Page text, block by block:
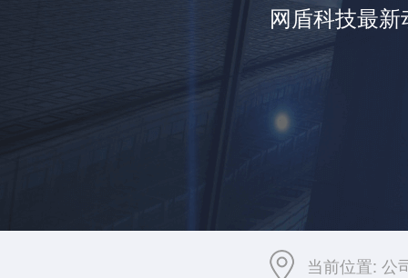
网盾科技最
当前位置: 公